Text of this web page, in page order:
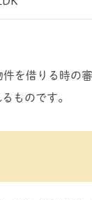
を借りる時の
ものです。